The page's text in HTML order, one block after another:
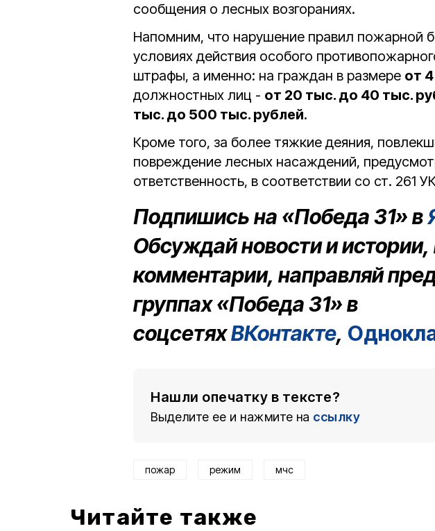
сообщения о лесных возгораниях.
Напомним, что нарушение правил пожарной
условиях действия особого
штрафы, а именно: на граждан в размере от
должностных лиц - от 20 тыс. до 40 тыс.
тыс. до 500 тыс. рублей.
Кроме того, за более тяжкие деяния,
повреждение лесных насаждений,
ответственность, в соответствии со ст. 261
Подпишись на «Победа 31» в
Обсуждай новости и
комментарии, направляй
группах «Победа 31» в
соцсетяхВКонтакте,
Нашли опечатку в тексте?
Выделите ее и нажмите на ссылку
пожар режим мчс
Читайте также